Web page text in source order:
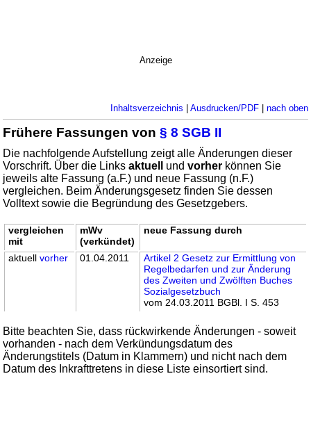
Anzeige
Inhaltsverzeichnis | Ausdrucken/PDF| nach oben
Frühere Fassungen von§ 8 SGB II
Die nachfolgende Aufstellung zeigt alle Änderungen dieser
Vorschrift. Über die Linksaktuell undvorher können Sie
jeweils alte Fassung (a.F.) und neue Fassung (n.F.)
vergleichen. Beim Änderungsgesetz finden Sie dessen
Volltext sowie die Begründung des Gesetzgebers.
vergleichen
mit
mWv
(verkündet)
neue Fassung durch
aktuellvorher 01.04.2011
Artikel 2 Gesetz zur Ermittlung von
Regelbedarfen und zur Änderung
des Zweiten und Zwölften Buches
Sozialgesetzbuch
vom 24.03.2011 BGBl. I S. 453
Bitte beachten Sie, dass rückwirkende Änderungen - soweit
vorhanden - nach dem Verkündungsdatum des
Änderungstitels (Datum in Klammern) und nicht nach dem
Datum des Inkrafttretens in diese Liste einsortiert sind.